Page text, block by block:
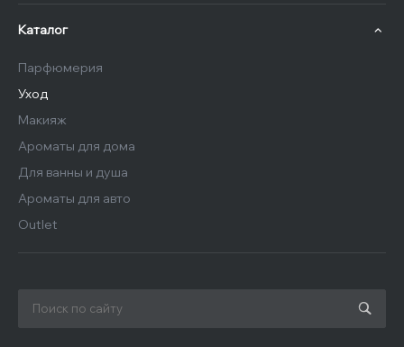
Каталог
Парфюмерия
Уход
Макияж
Ароматы для дома
Для ванны и душа
Ароматы для авто
Outlet